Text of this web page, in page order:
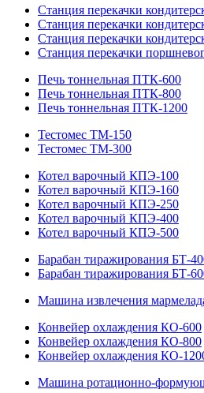
Станция перекачки
Станция перекачки
Станция перекачки
Станция перекачки
Печь тоннельная ПТК-600
Печь тоннельная ПТК-800
Печь тоннельная ПТК-1200
Тестомес ТМ-150
Тестомес ТМ-300
Котел варочный КПЭ-100
Котел варочный КПЭ-160
Котел варочный КПЭ-250
Котел варочный КПЭ-400
Котел варочный КПЭ-500
Барабан тиражирования БТ-
Барабан тиражирования БТ-
Машина извлечения
Конвейер охлаждения КО-600
Конвейер охлаждения КО-800
Конвейер охлаждения КО-
Машина ротационно-